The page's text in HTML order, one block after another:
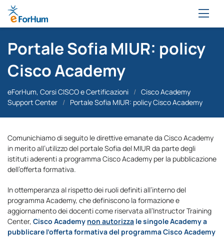
Portale Sofia MIUR: policy
Cisco Academy
eForHum, Corsi CISCO e Certificazioni / Cisco Academy
Support Center / Portale Sofia MIUR: policy Cisco Academy
Comunichiamo di seguito le direttive emanate da Cisco Academy
in merito all’utilizzo del portale Sofia del MIUR da parte degli
istituti aderenti a programma Cisco Academy per la pubblicazione
dell’offerta formativa.
In ottemperanza al rispetto dei ruoli definiti all’interno del
programma Academy, che definiscono la formazione e
aggiornamento dei docenti come riservata all’Instructor Training
Center, Cisco Academy non autorizza le singole Academy a
pubblicare l’offerta formativa del programma Cisco Academy